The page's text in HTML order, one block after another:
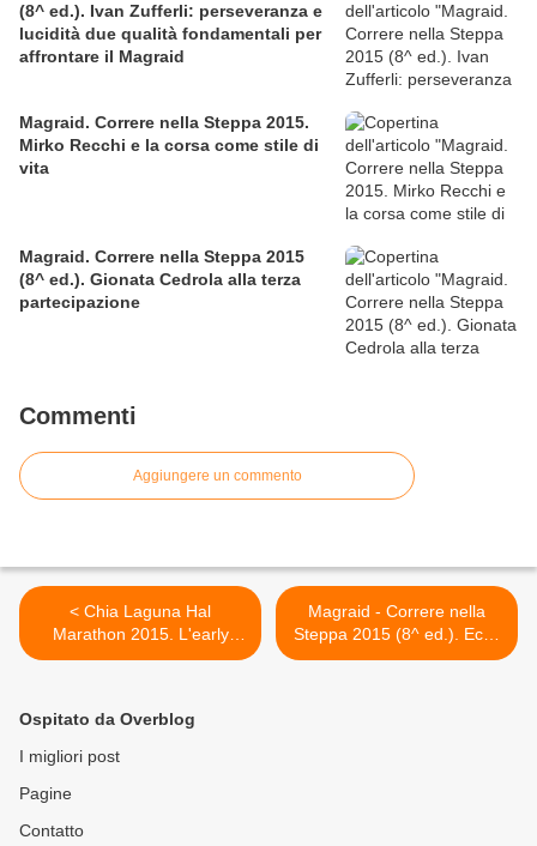
(8^ ed.). Ivan Zufferli: perseveranza e
lucidità due qualità fondamentali per
affrontare il Magraid
Magraid. Correre nella Steppa 2015.
Mirko Recchi e la corsa come stile di
vita
Magraid. Correre nella Steppa 2015
(8^ ed.). Gionata Cedrola alla terza
partecipazione
Commenti
Aggiungere un commento
< Chia Laguna Hal
Marathon 2015. L'early
booking a tariffa agevolata
Magraid - Correre nella
Steppa 2015 (8^ ed.). Ecco
i primi iscritti! >
Ospitato da Overblog
I migliori post
Pagine
Contatto